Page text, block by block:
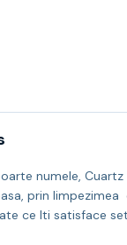
numele,
prin limpezimea
ce Iti satisface